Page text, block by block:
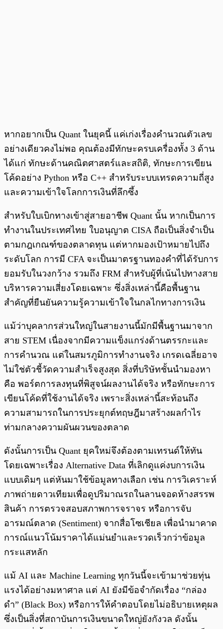
หากอยากเป็น Quant ในยุคนี้ แค่เก่งเรื่องคำนวณตัวเลข
อย่างเดียวคงไม่พอ คุณต้องมีทักษะครบเครื่องทั้ง 3 ด้าน
ได้แก่ ทักษะด้านคณิตศาสตร์และสถิติ, ทักษะการเขียน
โค้ดอย่าง Python หรือ C++ สำหรับระบบเทรดความถี่สูง
และความเข้าใจโลกการเงินที่ลึกซึ้ง
สำหรับใบเบิกทางเข้าสู่สายอาชีพ Quant นั้น หากเป็นการ
ทำงานในประเทศไทย ใบอนุญาต CISA ถือเป็นสิ่งจำเป็น
ตามกฎเกณฑ์ของตลาดทุน แต่หากมองเป้าหมายไปถึง
ระดับโลก การมี CFA จะเป็นมาตรฐานทองคำที่ได้รับการ
ยอมรับในวงกว้าง รวมถึง FRM สำหรับผู้ที่เน้นไปทางสาย
บริหารความเสี่ยงโดยเฉพาะ ซึ่งสิ่งเหล่านี้คือพื้นฐาน
สำคัญที่ยืนยันความรู้ความเข้าใจในกลไกทางการเงิน
แม้ว่าบุคลากรส่วนใหญ่ในสายงานนี้มักมีพื้นฐานมาจาก
สาย STEM เนื่องจากมีความแข็งแกร่งด้านตรรกะและ
การคำนวณ แต่ในสมรภูมิการทำงานจริง เกรดเฉลี่ยอาจ
ไม่ใช่ตัวชี้วัดความสำเร็จสูงสุด สิ่งที่บริษัทชั้นนำมองหา
คือ พอร์ตการลงทุนที่พิสูจน์ผลงานได้จริง หรือทักษะการ
เขียนโค้ดที่ใช้งานได้จริง เพราะสิ่งเหล่านี้สะท้อนถึง
ความสามารถในการประยุกต์ทฤษฎีมาสร้างผลกำไร
ท่ามกลางความผันผวนของตลาด
ดังนั้นการเป็น Quant ยุคใหม่จึงต้องตามเทรนด์ให้ทัน
โดยเฉพาะเรื่อง Alternative Data ที่เลิกดูแค่งบการเงิน
แบบเดิมๆ แต่หันมาใช้ข้อมูลทางเลือก เช่น การวิเคราะห์
ภาพถ่ายดาวเทียมเพื่อดูปริมาณรถในลานจอดห้างสรรพ
สินค้า การตรวจสอบสภาพการจราจร หรือการจับ
อารมณ์ตลาด (Sentiment) จากสื่อโซเชียล เพื่อนำมาคาด
การณ์แนวโน้มราคาได้แม่นยำและรวดเร็วกว่าข้อมูล
กระแสหลัก
แม้ AI และ Machine Learning ทุกวันนี้จะเข้ามาช่วยทุ่น
แรงได้อย่างมหาศาล แต่ AI ยังมีข้อจำกัดเรื่อง “กล่อง
ดำ” (Black Box) หรือการให้คำตอบโดยไม่อธิบายเหตุผล
ซึ่งเป็นสิ่งที่สถาบันการเงินขนาดใหญ่ยังกังวล ดังนั้น